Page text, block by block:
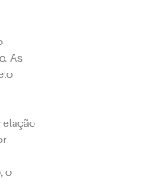
As
o